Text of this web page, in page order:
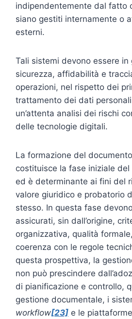
indipendentemente dal fatto
siano gestiti internamente o
esterni.
Tali sistemi devono essere
sicurezza, affidabilità e
operazioni, nel rispetto dei
trattamento dei dati
un’attenta analisi dei rischi
delle tecnologie digitali.
La formazione del
costituisce la fase iniziale
ed è determinante ai fini del
valore giuridico e probatorio
stesso. In questa fase
assicurati, sin dall’origine,
organizzativa, qualità
coerenza con le regole
questa prospettiva, la
non può prescindere
di pianificazione e controllo,
gestione documentale, i
workflow[23] e le